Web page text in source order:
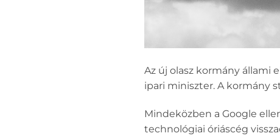
Az új olasz kormány állami
ipari miniszter. A kormány
Mindeközben a Google
technológiai óriáscég